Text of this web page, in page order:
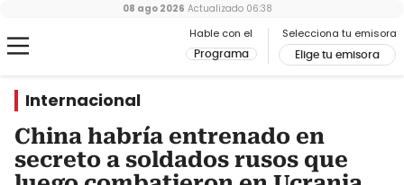
Hable con el
Programa
Selecciona tu emisora
Elige tu emisora
08 ago 2026 Actualizado 06:38
Internacional
China habría entrenado en
secreto a soldados rusos que